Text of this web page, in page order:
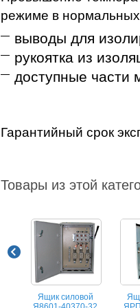
режиме в
выводы для
рукоятка из
доступные части
Гарантийный срок
Товары из этой
Ящик силовой